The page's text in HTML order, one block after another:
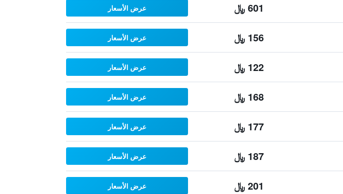
601 ﷼ عرض الأسعار
156 ﷼ عرض الأسعار
122 ﷼ عرض الأسعار
168 ﷼ عرض الأسعار
177 ﷼ عرض الأسعار
187 ﷼ عرض الأسعار
201 ﷼ عرض الأسعار